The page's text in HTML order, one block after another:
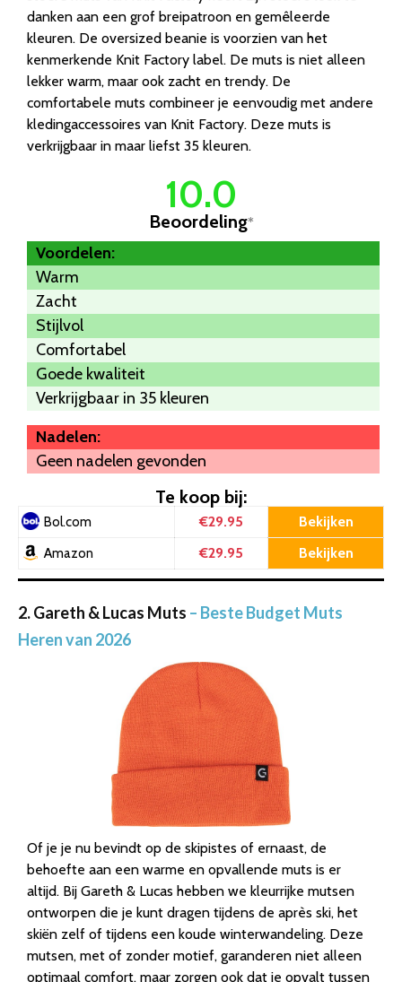
danken aan een grof breipatroon en gemêleerde
kleuren. De oversized beanie is voorzien van het
kenmerkende Knit Factory label. De muts is niet alleen
lekker warm, maar ook zacht en trendy. De
comfortabele muts combineer je eenvoudig met andere
kledingaccessoires van Knit Factory. Deze muts is
verkrijgbaar in maar liefst 35 kleuren.
10.0
Beoordeling*
Voordelen:
Warm
Zacht
Stijlvol
Comfortabel
Goede kwaliteit
Verkrijgbaar in 35 kleuren
Nadelen:
Geen nadelen gevonden
Te koop bij:
Bol.com €29.95 Bekijken
Amazon €29.95 Bekijken
2. Gareth & Lucas Muts – Beste Budget Muts
Heren van 2026
Of je je nu bevindt op de skipistes of ernaast, de
behoefte aan een warme en opvallende muts is er
altijd. Bij Gareth & Lucas hebben we kleurrijke mutsen
ontworpen die je kunt dragen tijdens de après ski, het
skiën zelf of tijdens een koude winterwandeling. Deze
mutsen, met of zonder motief, garanderen niet alleen
optimaal comfort, maar zorgen ook dat je opvalt tussen